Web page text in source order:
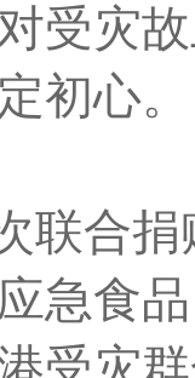
受灾
初心。
联合
急食